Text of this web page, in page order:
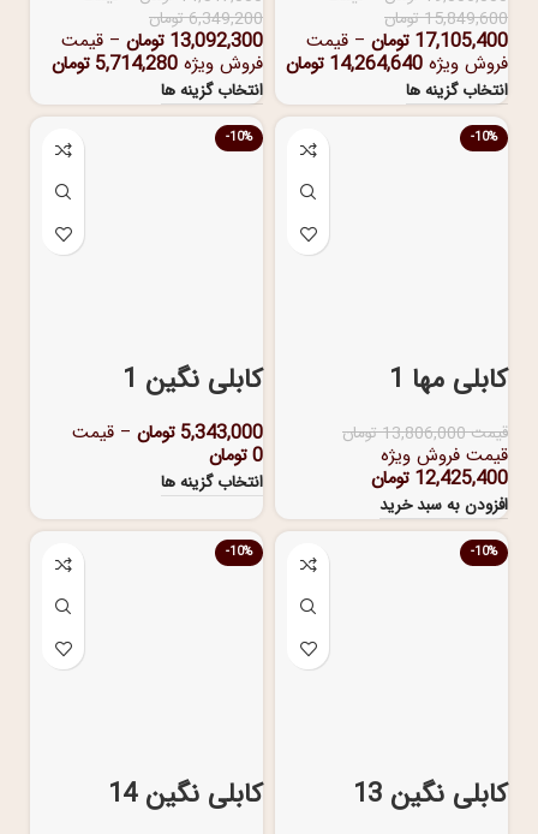
15,849,600تومان
17,105,400 تومان – قیمت
فروش ویژه 14,264,640 تومان
انتخاب گزینه ها
6,349,200تومان
13,092,300 تومان – قیمت
فروش ویژه 5,714,280 تومان
انتخاب گزینه ها
-10%
کابلی مها 1
قیمت13,806,000تومان
قیمت فروش ویژه
12,425,400 تومان
افزودن به سبد خرید
-10%
کابلی نگین 1
5,343,000 تومان – قیمت
0تومان
انتخاب گزینه ها
-10%
کابلی نگین 13
-10%
کابلی نگین 14